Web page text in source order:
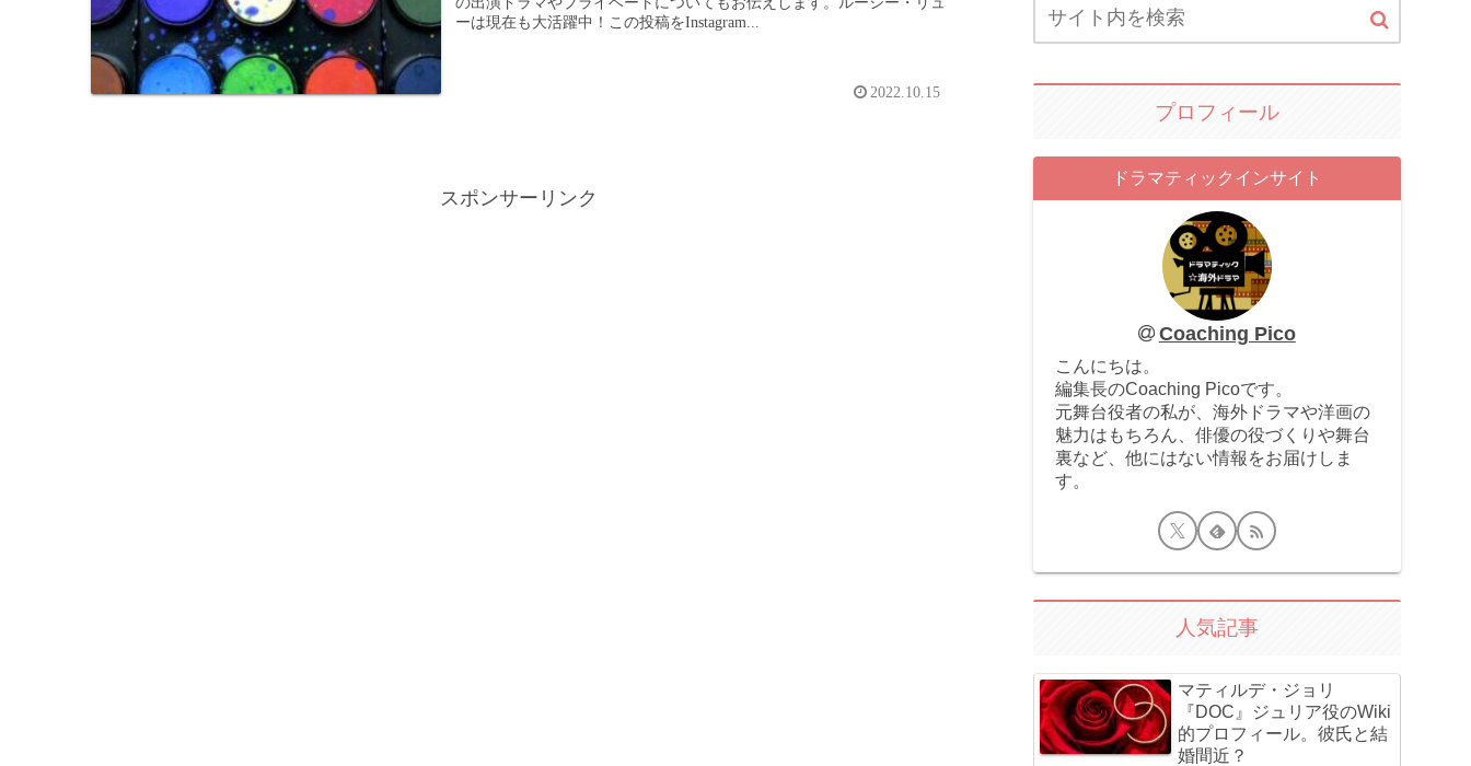
ーは現在も大活躍中！この投稿をInstagram...
2022.10.15
スポンサーリンク
プロフィール
ドラマティックインサイト
Coaching Pico
こんにちは。
編集長のCoaching Picoです。
元舞台役者の私が、海外ドラマや洋画の
魅力はもちろん、俳優の役づくりや舞台
裏など、他にはない情報をお届けしま
す。
人気記事
マティルデ・ジョリ
『DOC』ジュリア役のWiki
的プロフィール。彼氏と結
婚間近？